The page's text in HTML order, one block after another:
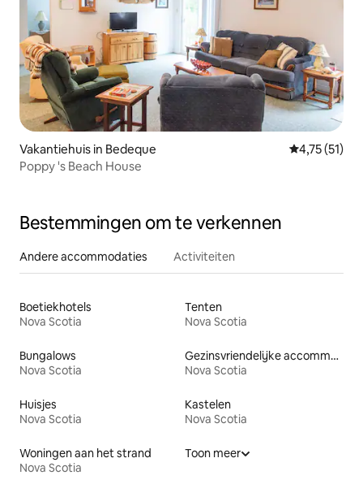
Vakantiehuis in Bedeque Gemiddelde
4,75 (51)
Poppy 's Beach House
Bestemmingen om te verkennen
Andere accommodaties Activiteiten
Boetiekhotels
Nova Scotia
Tenten
Nova Scotia
Bungalows
Nova Scotia
Gezinsvriendelijke accommodaties
Nova Scotia
Huisjes
Nova Scotia
Kastelen
Nova Scotia
Woningen aan het strand
Nova Scotia
Toon meer